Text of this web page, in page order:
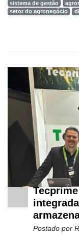
sistema de gestão
setor do agronegócio
Postado por